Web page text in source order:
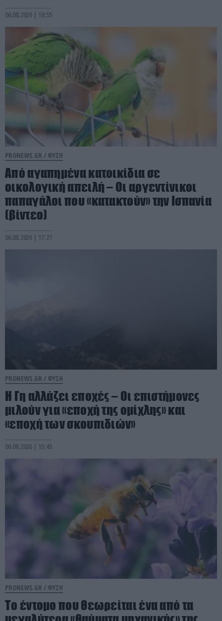
06.08.2026 | 18:55
PRONEWS.GR / ΦΥΣΗ
Από αγαπημένα κατοικίδια σε
οικολογική απειλή – Οι αργεντίνικοι
παπαγάλοι που «κατακτούν» την Ισπανία
(βίντεο)
06.08.2026 | 17:27
PRONEWS.GR / ΦΥΣΗ
Η Γη αλλάζει εποχές – Οι επιστήμονες
μιλούν για «εποχή της ομίχλης» και
«εποχή των σκουπιδιών»
06.08.2026 | 15:45
PRONEWS.GR / ΦΥΣΗ
Το έντομο που θεωρείται ένα από τα